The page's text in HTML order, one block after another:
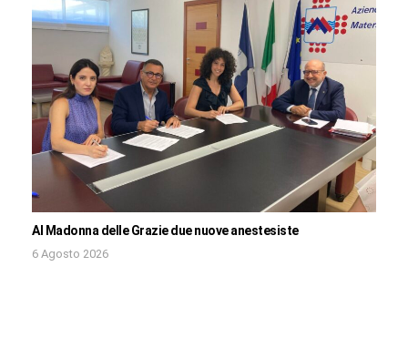
Al Madonna delle Grazie due nuove anestesiste
6 Agosto 2026